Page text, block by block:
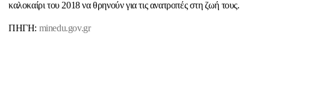
καλοκαίρι του 2018 να θρηνούν για τις ανατροπές στη ζωή τους.
ΠΗΓΗ: minedu.gov.gr